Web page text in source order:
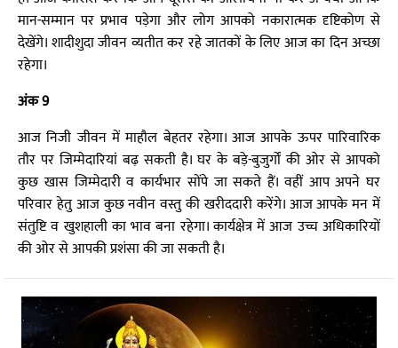
मान-सम्मान पर प्रभाव पड़ेगा और लोग आपको नकारात्मक दृष्टिकोण से
देखेंगे। शादीशुदा जीवन व्यतीत कर रहे जातकों के लिए आज का दिन अच्छा
रहेगा।
अंक 9
आज निजी जीवन में माहौल बेहतर रहेगा। आज आपके ऊपर पारिवारिक
तौर पर जिम्मेदारियां बढ़ सकती है। घर के बड़े-बुजुर्गों की ओर से आपको
कुछ खास जिम्मेदारी व कार्यभार सोंपे जा सकते हैं। वहीं आप अपने घर
परिवार हेतु आज कुछ नवीन वस्तु की खरीददारी करेंगे। आज आपके मन में
संतुष्टि व खुशहाली का भाव बना रहेगा। कार्यक्षेत्र में आज उच्च अधिकारियों
की ओर से आपकी प्रशंसा की जा सकती है।